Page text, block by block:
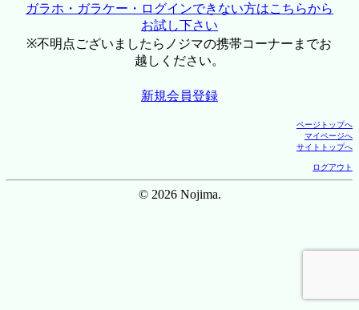
ガラホ・ガラケー・ログインできない方はこちらから
お試し下さい
※不明点ございましたらノジマの携帯コーナーまでお
越しください。
新規会員登録
ページトップへ
マイページへ
サイトトップへ
ログアウト
© 2026 Nojima.